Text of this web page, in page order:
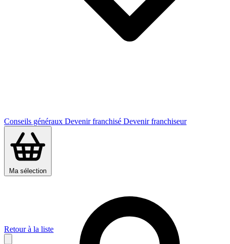
Conseils généraux Devenir franchisé Devenir franchiseur
Ma sélection
Retour à la liste